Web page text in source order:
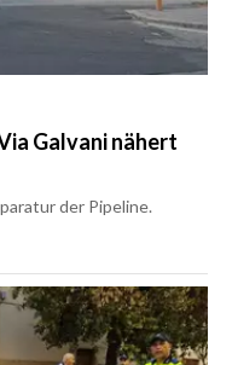
Galvani nähert
der Pipeline.